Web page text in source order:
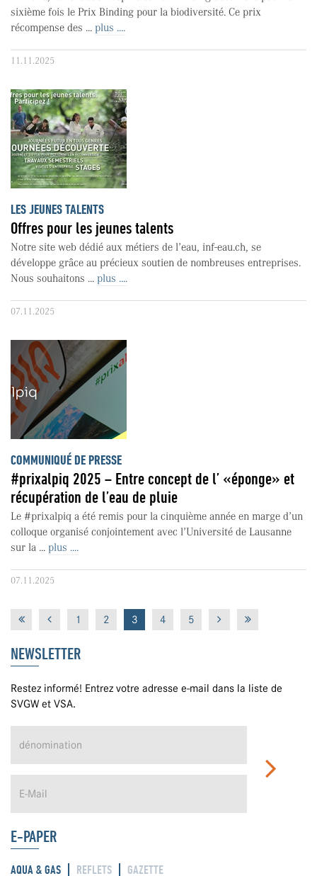
sixième fois le Prix Binding pour la biodiversité. Ce prix
récompense des ... plus ....
11.11.2025
LES JEUNES TALENTS
Offres pour les jeunes talents
Notre site web dédié aux métiers de l’eau, inf-eau.ch, se
développe grâce au précieux soutien de nombreuses entreprises.
Nous souhaitons ... plus ....
07.11.2025
COMMUNIQUÉ DE PRESSE
#prixalpiq 2025 – Entre concept de l’ «éponge» et
récupération de l’eau de pluie
Le #prixalpiq a été remis pour la cinquième année en marge d’un
colloque organisé conjointement avec l’Université de Lausanne
sur la ... plus ....
07.11.2025
1 2 3 4 5
NEWSLETTER
Restez informé! Entrez votre adresse e-mail dans la liste de
SVGW et VSA.
E-PAPER
AQUA & GAS REFLETS GAZETTE